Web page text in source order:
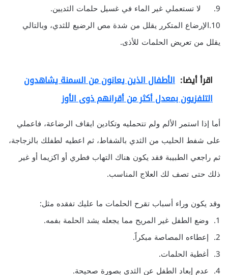
9. لا تستعملي غير الماء في غسيل حلمات الثديين.
10.الإرضاع المتكرر يقلل من شدة مص الرضيع للثدي، وبالتالي
يقلل من تعريض الحلمات للأذى.
اقرأ أيضا: الأطفال الذين يعانون من السمنة يشاهدون
التلفزيون بمعدل أكثر من أقرانهم ذوى الأوز
أما إذا استمر الألم ولم تتحمليه وتكادين ايقاف الرضاعة، فاعملي
على شفط الحليب من الثدي بالشفاط، ثم اعطيه لطفلك بالزجاجة،
ثم راجعي الطبيبة فقد يكون هناك التهاب فطري أو اكزيما أو غير
ذلك حتى تصف لك العلاج المناسب.
وقد يكون وراء أسباب تقرح الحلمات ما عليك تفقده مثل:
1. وضع الطفل غير المريح مما يجعله يشد الحلمة بفمه.
2. إعطاءه المصاصة مبكراً.
3. أغطية الحلمات.
4. عدم إبعاد الطفل عن الثدي بصورة صحيحة.